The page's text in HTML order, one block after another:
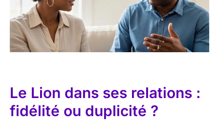
Le Lion dans ses relations :
fidélité ou duplicité ?